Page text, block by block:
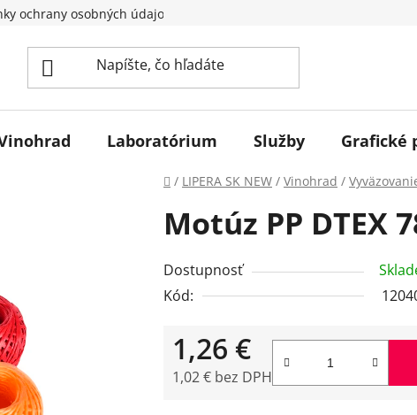
ochrany osobných údajov
Laboratórium Služby Grafické
Domov
/ LIPERA SK NEW / Vinohrad /
Motúz PP DTEX
Dostupnosť
Kód:
1,26 €
1,02 € bez DPH